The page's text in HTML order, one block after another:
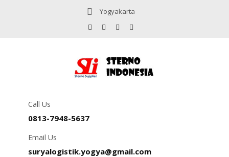
Yogyakarta
Call Us
0813-7948-5637
Email Us
suryalogistik.yogya@gmail.com